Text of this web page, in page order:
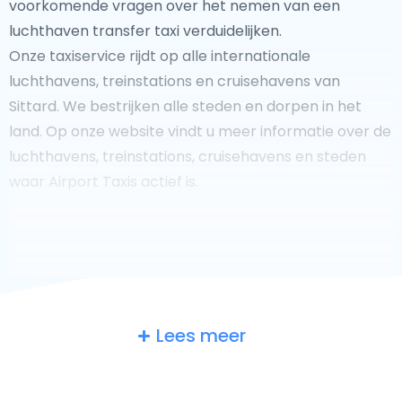
voorkomende vragen over het nemen van een
luchthaven transfer taxi verduidelijken.
Onze taxiservice rijdt op alle internationale
luchthavens, treinstations en cruisehavens van
Sittard. We bestrijken alle steden en dorpen in het
land. Op onze website vindt u meer informatie over de
luchthavens, treinstations, cruisehavens en steden
waar Airport Taxis actief is.
Lees meer